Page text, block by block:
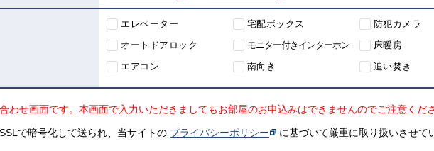
エレベーター 宅配ボックス 防犯カメラ
オートドアロック
モニター付きインターホン 床暖房
エアコン
南向き 追い焚き
わせ画面です。本画面で入力いただきましてもお部屋のお申込みはできませんのでご注意くださ
で暗号化して送られ、当サイトの プライバシーポリシー に基づいて厳重に取り扱いさせて